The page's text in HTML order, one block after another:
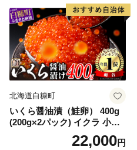
北海道白糠町
いくら醤油漬（鮭卵） 400g
(200g×2パック) イクラ 小分
け いくら醤油漬 鮭いくら い
くら醤油漬け 鮭 鮭卵 ikura
22,000円